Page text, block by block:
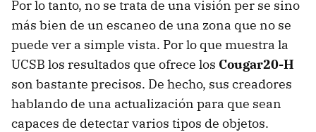
Por lo tanto, no se trata de una visión per se sino
más bien de un escaneo de una zona que no se
puede ver a simple vista. Por lo que muestra la
UCSB los resultados que ofrece los Cougar20-H
son bastante precisos. De hecho, sus creadores
hablando de una actualización para que sean
capaces de detectar varios tipos de objetos.